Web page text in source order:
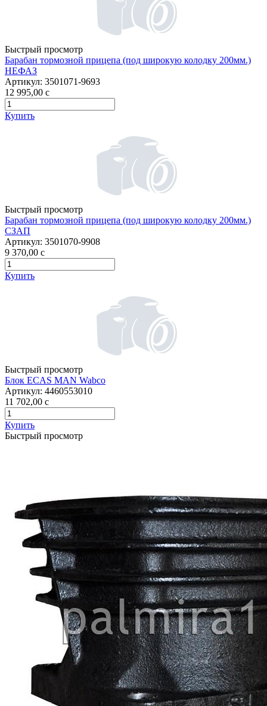
Быстрый просмотр
Барабан тормозной прицепа (под широкую колодку 200мм.)
НЕФАЗ
Артикул: 3501071-9693
12 995,00 c
Купить
Быстрый просмотр
Барабан тормозной прицепа (под широкую колодку 200мм.)
СЗАП
Артикул: 3501070-9908
9 370,00 c
Купить
Быстрый просмотр
Блок ECAS MAN Wabco
Артикул: 4460553010
11 702,00 c
Купить
Быстрый просмотр